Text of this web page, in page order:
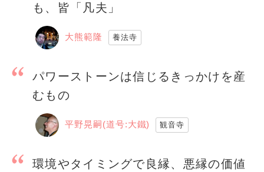
も、皆「凡夫」
大熊範隆 養法寺
パワーストーンは信じるきっかけを産
むもの
平野晃嗣(道号:大鐵) 観音寺
環境やタイミングで良縁、悪縁の価値